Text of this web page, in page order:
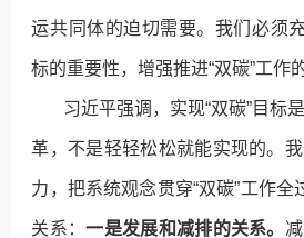
运共同体的迫切需要。我们必须
标的重要性，增强推进“双碳”工作
习近平强调，实现“双碳”目标
革，不是轻轻松松就能实现的。
力，把系统观念贯穿“双碳”工作
关系：一是发展和减排的关系。